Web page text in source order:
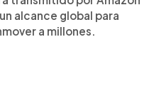
alcance global para
a millones.